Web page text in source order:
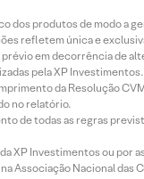
dos produtos de modo a
refletem única e
em decorrência de
pela XP Investimentos.
da Resolução
no relatório.
de todas as regras
XP Investimentos ou por
Associação Nacional